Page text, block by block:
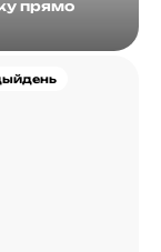
прямо